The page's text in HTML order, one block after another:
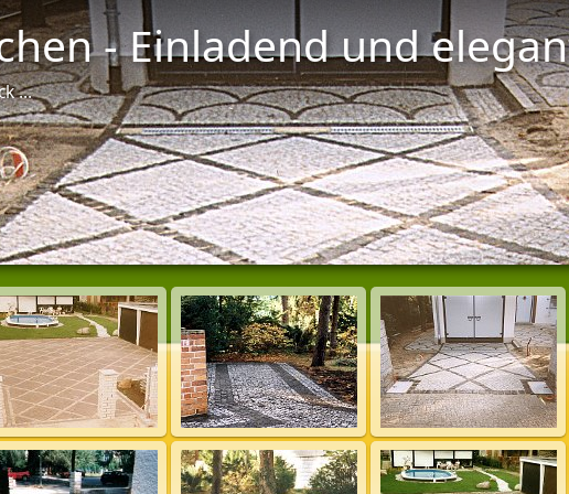
- Einladend und
...
Diashow